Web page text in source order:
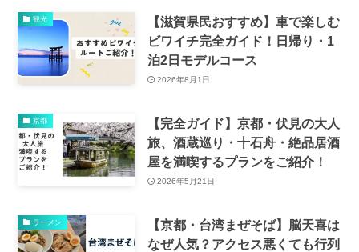
観光
【滋賀県民おすすめ】車で楽しむ
ビワイチ完全ガイド！日帰り・1
泊2日モデルコース
2026年8月1日
京都
【完全ガイド】京都・伏見の大人
旅、酒蔵巡り・十石舟・絶品居酒
屋を満喫するプランをご紹介！
2026年5月21日
ラーメン
【京都・台湾まぜそば】脳天喜は
なぜ人気？アクセス悪くても行列